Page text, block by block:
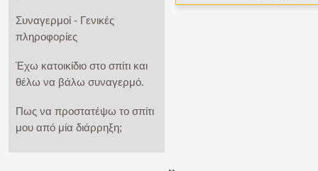
Συναγερμοί - Γενικές
πληροφορίες
Έχω κατοικίδιο στο σπίτι και
θέλω να βάλω συναγερμό.
Πως να προστατέψω το σπίτι
μου από μία διάρρηξη;